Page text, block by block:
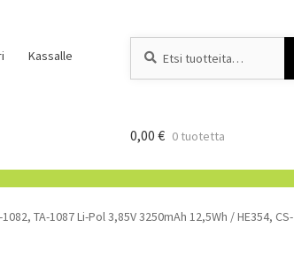
Kassalle
0,00 € 0 tuotetta
TA-1087 Li-Pol 3,85V 3250mAh 12,5Wh / HE354, CS-